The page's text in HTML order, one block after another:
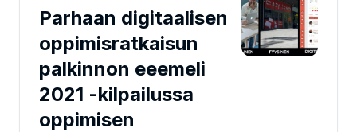
Parhaan digitaalisen
oppimisratkaisun
palkinnon eeemeli
2021 -kilpailussa
oppimisen